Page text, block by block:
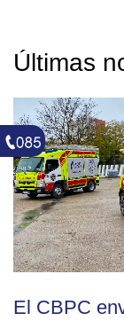
Últimas
El CBPC